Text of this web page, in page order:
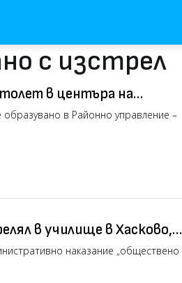
с изстрел
в центъра на
образувано в Районно управление –
в училище в Хасково,
наказание
наказание „обществено